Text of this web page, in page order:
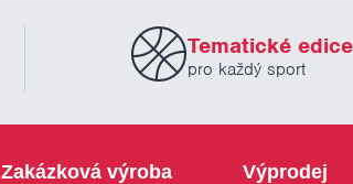
Tematické edice
pro každý sport
Zakázková výroba Výprodej